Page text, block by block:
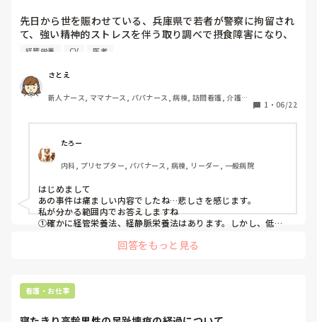
先日から世を賑わせている、兵庫県で若者が警察に拘留され
て、強い精神的ストレスを伴う取り調べで摂食障害になり、
釈放後の1,2週間ほど後に栄養状態の低下により死亡してし
そこでいわゆる拒食症についての質問です。入院や在宅でCV
や経管栄養、胃ろうなどをして栄養をとる方法もあると調べ
上記の事件でどうだったかは分かりませんが、①そうした処
置をしていても栄養状態の低下で亡くなることもあるのでし
ょうか。②また拒食症では突然死もあると聞きますが、そう
したことにならないよう予防的に何かをすることは出来ない
ていても保護者の意向や医療者が生命への危険性を考えたと
きにCVなどの栄養投与は出来るのでしょうか。
経管栄養 CV 医者
さとえ
新人ナース, ママナース, パパナース, 病棟, 訪問看護, 介護施
1 ・ 06/22
たろー
内科, プリセプター, パパナース, 病棟, リーダー, 一般病院
はじめまして
あの事件は痛ましい内容でしたね…悲しさを感じます。
私が分かる範囲内でお答えしますね
①確かに経管栄養法、経静脈栄養法はあります。しかし、低栄
正脈などの突然死の原因となります。それをリフィーデング症
す。
本人の訴えに合わせながらゆっくりゆっくり摂取カロリーを増
やして行くと突然死の予防につながると思います。
回答をもっと見る
看護・お仕事